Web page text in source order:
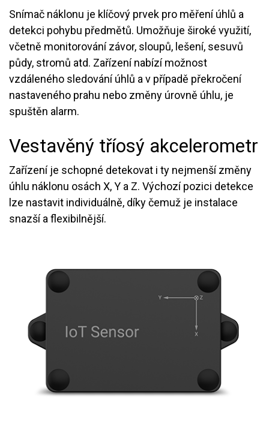
Snímač náklonu je klíčový prvek pro měření úhlů a
detekci pohybu předmětů. Umožňuje široké využití,
včetně monitorování závor, sloupů, lešení, sesuvů
půdy, stromů atd. Zařízení nabízí možnost
vzdáleného sledování úhlů a v případě překročení
nastaveného prahu nebo změny úrovně úhlu, je
spuštěn alarm.
Vestavěný tříosý akcelerometr
Zařízení je schopné detekovat i ty nejmenší změny
úhlu náklonu osách X, Y a Z. Výchozí pozici detekce
lze nastavit individuálně, díky čemuž je instalace
snazší a flexibilnější.